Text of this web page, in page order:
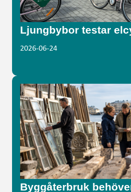
Ljungbybor testar
2026-06-24
Byggåterbruk